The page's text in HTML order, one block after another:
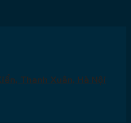
Thanh Xuân, Hà Nội